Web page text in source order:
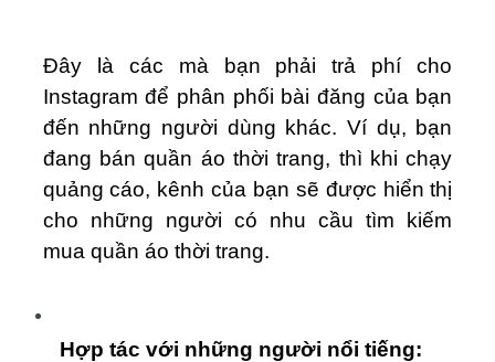
Đây là các mà bạn phải trả phí cho
Instagram để phân phối bài đăng của bạn
đến những người dùng khác. Ví dụ, bạn
đang bán quần áo thời trang, thì khi chạy
quảng cáo, kênh của bạn sẽ được hiển thị
cho những người có nhu cầu tìm kiếm
mua quần áo thời trang.
Hợp tác với những người nổi tiếng: